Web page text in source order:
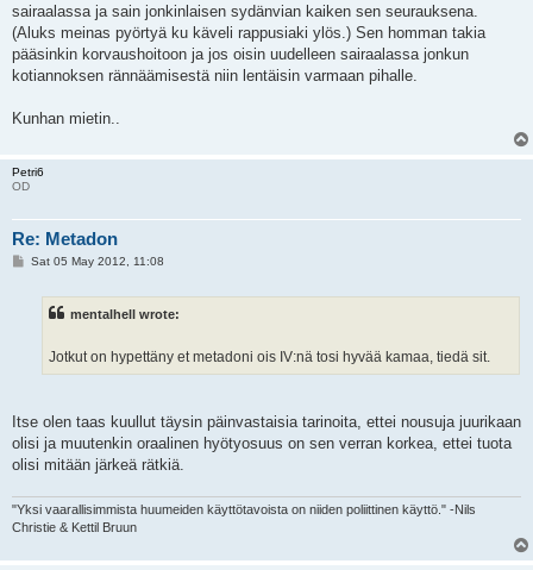
sairaalassa ja sain jonkinlaisen sydänvian kaiken sen seurauksena.
(Aluks meinas pyörtyä ku käveli rappusiaki ylös.) Sen homman takia
pääsinkin korvaushoitoon ja jos oisin uudelleen sairaalassa jonkun
kotiannoksen rännäämisestä niin lentäisin varmaan pihalle.
Kunhan mietin..
Petri6
OD
Re: Metadon
PSat 05 May 2012, 11:08
mentalhell wrote:
Jotkut on hypettäny et metadoni ois IV:nä tosi hyvää kamaa, tiedä sit.
Itse olen taas kuullut täysin päinvastaisia tarinoita, ettei nousuja juurikaan
olisi ja muutenkin oraalinen hyötyosuus on sen verran korkea, ettei tuota
olisi mitään järkeä rätkiä.
"Yksi vaarallisimmista huumeiden käyttötavoista on niiden poliittinen käyttö." -Nils
Christie & Kettil Bruun